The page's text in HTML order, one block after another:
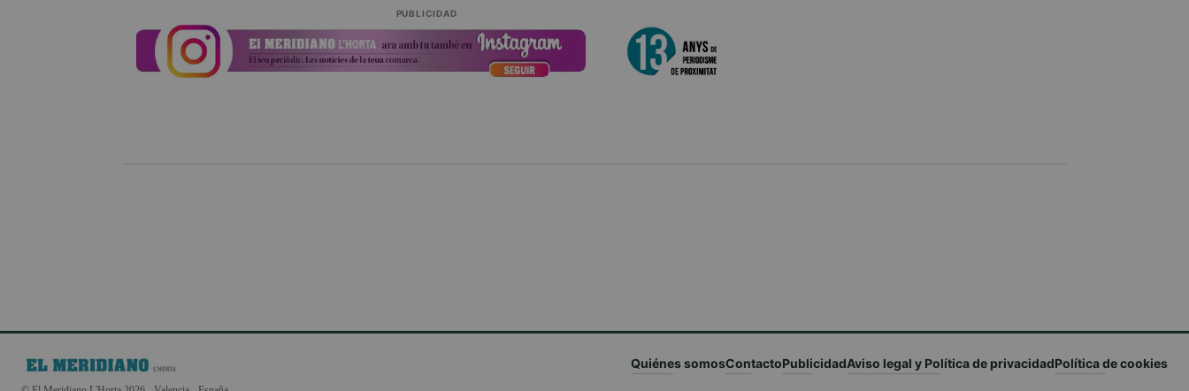
PUBLICIDAD
Quiénes somosContactoPublicidadAviso legal y Política de privacidadPolítica de cookies